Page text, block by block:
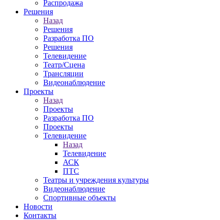
Распродажа
Решения
Назад
Решения
Разработка ПО
Решения
Телевидение
Театр/Сцена
Трансляции
Видеонаблюдение
Проекты
Назад
Проекты
Разработка ПО
Проекты
Телевидение
Назад
Телевидение
АСК
ПТС
Театры и учреждения культуры
Видеонаблюдение
Спортивные объекты
Новости
Контакты